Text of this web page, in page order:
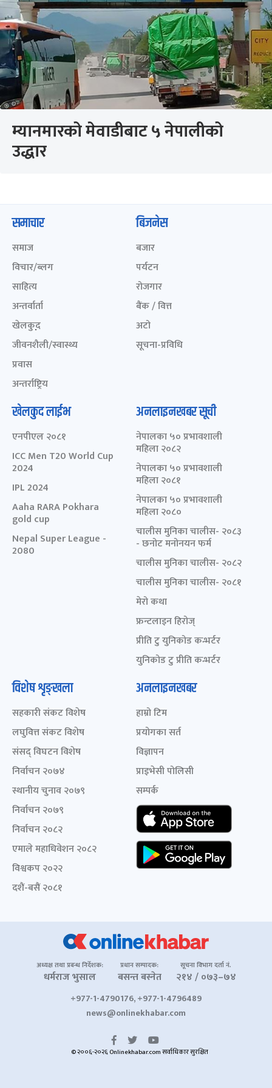
म्यानमारको मेवाडीबाट ५ नेपालीको
उद्धार
समाचार
समाज
विचार/ब्लग
साहित्य
अन्तर्वार्ता
खेलकुद़़
जीवनशैली/स्वास्थ्य
प्रवास
अन्तर्राष्ट्रिय
बिजनेस
बजार
पर्यटन
रोजगार
बैंक / वित्त
अटो
सूचना-प्रविधि
खेलकुद लाईभ
एनपीएल २०८१
ICC Men T20 World Cup
2024
IPL 2024
Aaha RARA Pokhara
gold cup
Nepal Super League -
2080
अनलाइनखबर सूची
नेपालका ५० प्रभावशाली
महिला २०८२
नेपालका ५० प्रभावशाली
महिला २०८१
नेपालका ५० प्रभावशाली
महिला २०८०
चालीस मुनिका चालीस- २०८३
- छनोट मनोनयन फर्म
चालीस मुनिका चालीस- २०८२
चालीस मुनिका चालीस- २०८१
मेरो कथा
फ्रन्टलाइन हिरोज्
प्रीति टु युनिकोड कन्भर्टर
युनिकोड टु प्रीति कन्भर्टर
विशेष शृङ्खला
सहकारी संकट विशेष
लघुवित्त संकट विशेष
संसद् विघटन विशेष
निर्वाचन २०७४
स्थानीय चुनाव २०७९
निर्वाचन २०७९
निर्वाचन २०८२
एमाले महाधिवेशन २०८२
विश्वकप २०२२
दशैं-बसैं २०८१
अनलाइनखबर
हाम्रो टिम
प्रयोगका सर्त
विज्ञापन
प्राइभेसी पोलिसी
सम्पर्क
अध्यक्ष तथा प्रबन्ध निर्देशक:
धर्मराज भुसाल
प्रधान सम्पादक:
बसन्त बस्नेत
सूचना विभाग दर्ता नं.
२१४ / ०७३–७४
+977-1-4790176, +977-1-4796489
news@onlinekhabar.com
© २००६-२०२६ Onlinekhabar.com सर्वाधिकार सुरक्षित